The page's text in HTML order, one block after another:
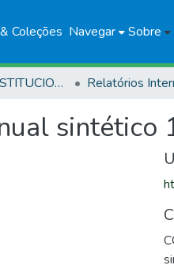
Coleções Navegar Sobre
PRODUÇÃO INSTITUCIONAL Relatórios
sintético